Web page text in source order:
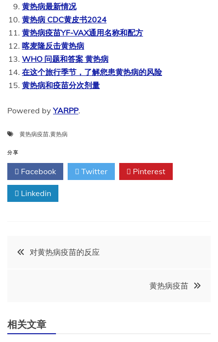
黄热病最新情况
黄热病 CDC黄皮书2024
黄热病疫苗YF-VAX通用名称和配方
喀麦隆反击黄热病
WHO 问题和答案 黄热病
在这个旅行季节，了解您患黄热病的风险
黄热病和疫苗分次剂量
Powered byYARPP.
黄热病疫苗,黄热病
分享
Facebook Twitter Pinterest
Linkedin
文
航
对黄热病疫苗的反应
黄热病疫苗
相关文章